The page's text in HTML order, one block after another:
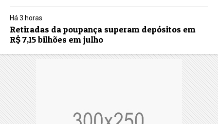
Há 3 horas
Retiradas da poupança superam depósitos em
R$ 7,15 bilhões em julho